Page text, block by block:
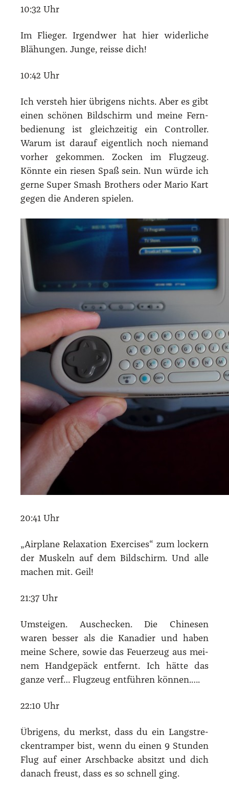
10:32 Uhr
Im Flie­ger. Irgend­wer hat hier wider­li­che
Blä­hun­gen. Jun­ge, reis­se dich!
10:42 Uhr
Ich ver­steh hier übri­gens nichts. Aber es gibt
einen schö­nen Bild­schirm und mei­ne Fern­
be­die­nung ist gleich­zei­tig ein Con­trol­ler.
War­um ist dar­auf eigent­lich noch nie­mand
vor­her gekom­men. Zocken im Flug­zeug.
Könn­te ein rie­sen Spaß sein. Nun wür­de ich
ger­ne Super Smash Brot­hers oder Mario Kart
gegen die Ande­ren spie­len.
20:41 Uhr
„Air­plane Rela­xa­ti­on Exer­ci­s­es“ zum lockern
der Mus­keln auf dem Bild­schirm. Und alle
machen mit. Geil!
21:37 Uhr
Umstei­gen. Aus­che­cken. Die Chi­ne­sen
waren bes­ser als die Kana­di­er und haben
mei­ne Sche­re, sowie das Feu­er­zeug aus mei­
nem Hand­ge­päck ent­fernt. Ich hät­te das
gan­ze verf… Flug­zeug ent­füh­ren kön­nen.….
22:10 Uhr
Übri­gens, du merkst, dass du ein Lang­stre­
cken­tram­per bist, wenn du einen 9 Stun­den
Flug auf einer Arsch­ba­cke absitzt und dich
danach freust, dass es so schnell ging.